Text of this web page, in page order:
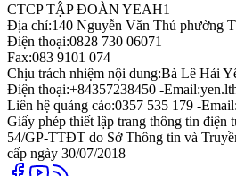
CTCP TẬP ĐOÀN YEAH1
Địa chỉ:140 Nguyễn Văn Thủ phường
Điện thoại:0828 730 06071
Fax:083 9101 074
Chịu trách nhiệm nội dung:Bà Lê Hải
Điện thoại:+84357238450 -Email:
Liên hệ quảng cáo:0357 535 179 -Email:
Giấy phép thiết lập trang thông tin điện
54/GP-TTĐT do Sở Thông tin và
cấp ngày 30/07/2018